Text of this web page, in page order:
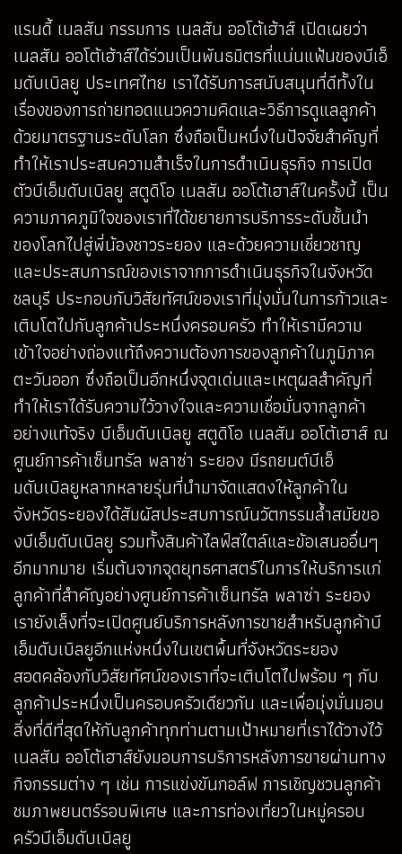
แรนดี้ เนลสัน กรรมการ เนลสัน ออโต้เฮ้าส์ เปิดเผยว่า
เนลสัน ออโต้เฮ้าส์ได้ร่วมเป็นพันธมิตรที่แน่นแฟ้นของบีเอ็
มดับเบิลยู ประเทศไทย เราได้รับการสนับสนุนที่ดีทั้งใน
เรื่องของการถ่ายทอดแนวความคิดและวิธีการดูแลลูกค้า
ด้วยมาตรฐานระดับโลก ซึ่งถือเป็นหนึ่งในปัจจัยสำคัญที่
ทำให้เราประสบความสำเร็จในการดำเนินธุรกิจ การเปิด
ตัวบีเอ็มดับเบิลยู สตูดิโอ เนลสัน ออโต้เฮาส์ในครั้งนี้ เป็น
ความภาคภูมิใจของเราที่ได้ขยายการบริการระดับชั้นนำ
ของโลกไปสู่พี่น้องชาวระยอง และด้วยความเชี่ยวชาญ
และประสบการณ์ของเราจากการดำเนินธุรกิจในจังหวัด
ชลบุรี ประกอบกับวิสัยทัศน์ของเราที่มุ่งมั่นในการก้าวและ
เติบโตไปกับลูกค้าประหนึ่งครอบครัว ทำให้เรามีความ
เข้าใจอย่างถ่องแท้ถึงความต้องการของลูกค้าในภูมิภาค
ตะวันออก ซึ่งถือเป็นอีกหนึ่งจุดเด่นและเหตุผลสำคัญที่
ทำให้เราได้รับความไว้วางใจและความเชื่อมั่นจากลูกค้า
อย่างแท้จริง บีเอ็มดับเบิลยู สตูดิโอ เนลสัน ออโต้เฮาส์ ณ
ศูนย์การค้าเซ็นทรัล พลาซ่า ระยอง มีรถยนต์บีเอ็
มดับเบิลยูหลากหลายรุ่นที่นำมาจัดแสดงให้ลูกค้าใน
จังหวัดระยองได้สัมผัสประสบการณ์นวัตกรรมล้ำสมัยขอ
งบีเอ็มดับเบิลยู รวมทั้งสินค้าไลฟ์สไตล์และข้อเสนออื่นๆ
อีกมากมาย เริ่มต้นจากจุดยุทธศาสตร์ในการให้บริการแก่
ลูกค้าที่สำคัญอย่างศูนย์การค้าเซ็นทรัล พลาซ่า ระยอง
เรายังเล็งที่จะเปิดศูนย์บริการหลังการขายสำหรับลูกค้าบี
เอ็มดับเบิลยูอีกแห่งหนึ่งในเขตพื้นที่จังหวัดระยอง
สอดคล้องกับวิสัยทัศน์ของเราที่จะเติบโตไปพร้อม ๆ กับ
ลูกค้าประหนึ่งเป็นครอบครัวเดียวกัน และเพื่อมุ่งมั่นมอบ
สิ่งที่ดีที่สุดให้กับลูกค้าทุกท่านตามเป้าหมายที่เราได้วางไว้
เนลสัน ออโต้เฮาส์ยังมอบการบริการหลังการขายผ่านทาง
กิจกรรมต่าง ๆ เช่น การแข่งขันกอล์ฟ การเชิญชวนลูกค้า
ชมภาพยนตร์รอบพิเศษ และการท่องเที่ยวในหมู่ครอบ
ครัวบีเอ็มดับเบิลยู